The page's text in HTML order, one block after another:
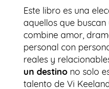
Este libro es una
aquellos que
combine amor,
personal con
reales y
un destino no solo
talento de Vi